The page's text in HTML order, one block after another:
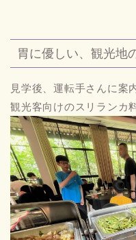
胃に優しい、観光地
見学後、運転手さんに案
観光客向けのスリランカ